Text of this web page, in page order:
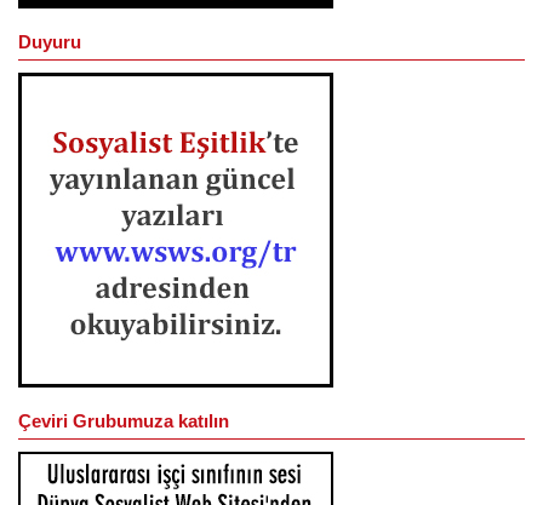
Duyuru
Çeviri Grubumuza katılın